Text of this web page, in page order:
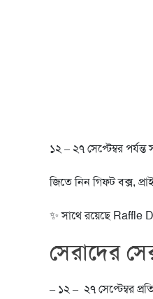
১২ – ২৭ সেপ্টেম্বর
জিতে নিন গিফট বক্স,
✨ সাথে রয়েছে
সেরাদের
– ১২ – ২৭ সেপ্টেম্বর